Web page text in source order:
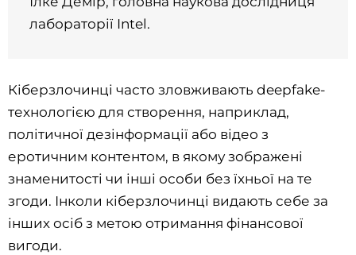
лабораторії Intel.
Кіберзлочинці часто зловживають deepfake-
технологією для створення, наприклад,
політичної дезінформації або відео з
еротичним контентом, в якому зображені
знаменитості чи інші особи без їхньої на те
згоди. Інколи кіберзлочинці видають себе за
інших осіб з метою отримання фінансової
вигоди.